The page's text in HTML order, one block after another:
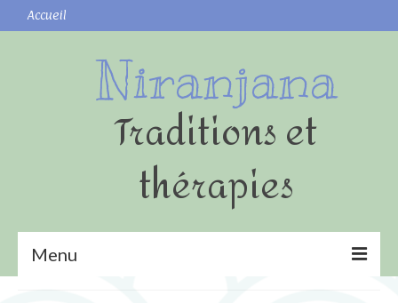
Accueil
Niranjana
Traditions et
thérapies
Menu